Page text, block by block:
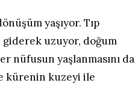
yaşıyor. Tıp
uzuyor, doğum
nüfusun yaşlanmasını da
kürenin kuzeyi ile